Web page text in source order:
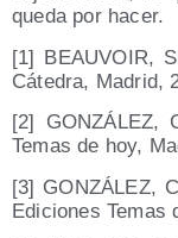
que­da por hacer.
[1] BEAUVOIR,
Cáte­dra, Madrid,
[2] GONZÁLEZ,
Temas de hoy,
[3] GONZÁLEZ,
Edi­cio­nes Temas